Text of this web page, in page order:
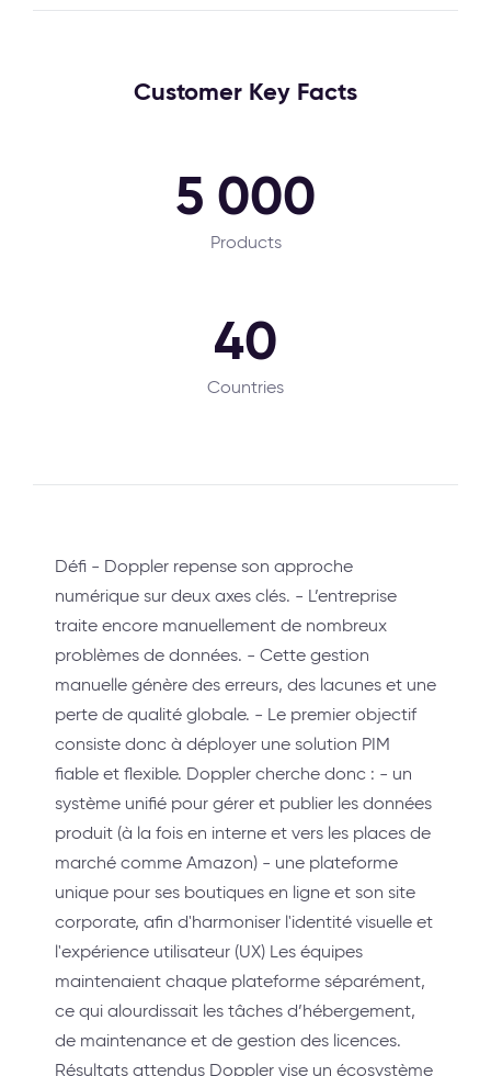
Customer Key Facts
5 000
Products
40
Countries
Défi - Doppler repense son approche
numérique sur deux axes clés. - L’entreprise
traite encore manuellement de nombreux
problèmes de données. - Cette gestion
manuelle génère des erreurs, des lacunes et une
perte de qualité globale. - Le premier objectif
consiste donc à déployer une solution PIM
fiable et flexible. Doppler cherche donc : - un
système unifié pour gérer et publier les données
produit (à la fois en interne et vers les places de
marché comme Amazon) - une plateforme
unique pour ses boutiques en ligne et son site
corporate, afin d'harmoniser l'identité visuelle et
l'expérience utilisateur (UX) Les équipes
maintenaient chaque plateforme séparément,
ce qui alourdissait les tâches d’hébergement,
de maintenance et de gestion des licences.
Résultats attendus Doppler vise un écosystème